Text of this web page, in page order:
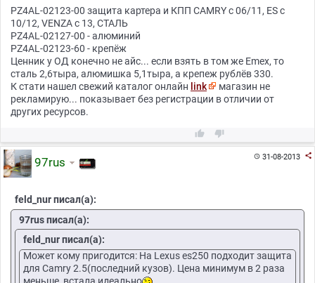
PZ4AL-02123-00 защита картера и КПП CAMRY с 06/11, ES с
10/12, VENZA с 13, СТАЛЬ
PZ4AL-02127-00 - алюминий
PZ4AL-02123-60 - крепёж
Ценник у ОД конечно не айс... если взять в том же Emex, то
сталь 2,6тыра, алюмишка 5,1тыра, а крепеж рублёв 330.
К стати нашел свежий каталог онлайн link
магазин не
рекламирую... показывает без регистрации в отличии от
других ресурсов.
 
31-08-2013 
97rus
feld_nur писал(а):
97rus писал(а):
feld_nur писал(а):
Может кому пригодится: На Lexus es250 подходит защита
для Camry 2.5(последний кузов). Цена минимум в 2 раза